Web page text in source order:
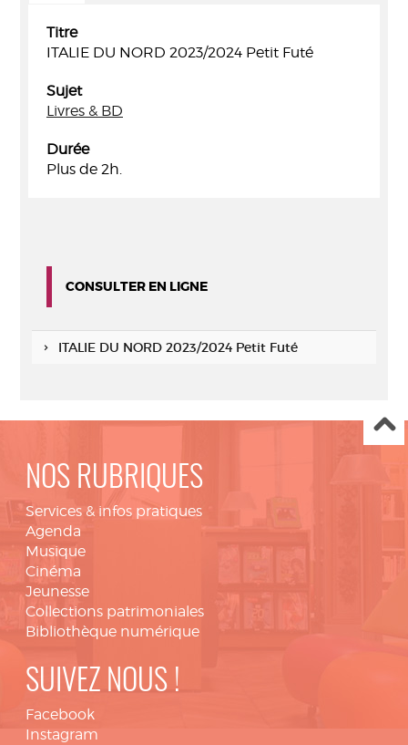
Titre
ITALIE DU NORD 2023/2024 Petit Futé
Sujet
Livres & BD
Durée
Plus de 2h.
CONSULTER EN LIGNE
ITALIE DU NORD 2023/2024 Petit Futé
NOS RUBRIQUES
Services & infos pratiques
Agenda
Musique
Cinéma
Jeunesse
Collections patrimoniales
Bibliothèque numérique
SUIVEZ NOUS !
Facebook
Instagram